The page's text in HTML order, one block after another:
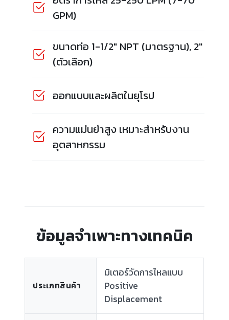
GPM)
ขนาดท่อ 1-1/2" NPT (มาตรฐาน), 2"
(ตัวเลือก)
ออกแบบและผลิตในยุโรป
ความแม่นยำสูง เหมาะสำหรับงาน
อุตสาหกรรม
ข้อมูลจำเพาะทางเทคนิค
ประเภทสินค้า
มิเตอร์วัดการไหลแบบ
Positive
Displacement